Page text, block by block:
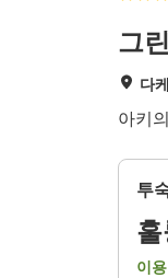
그
다
아키
투
이